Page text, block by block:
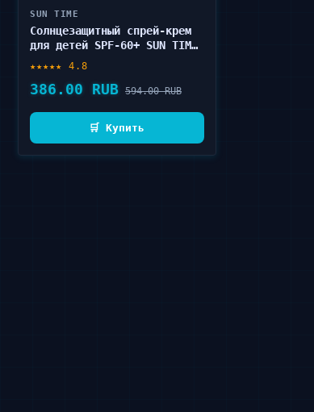
SUN TIME
Солнцезащитный спрей-крем
для детей SPF-60+ SUN TIME
Sunscreen Spray 150 мл
★★★★★ 4.8
386.00 RUB 594.00 RUB
🛒 Купить